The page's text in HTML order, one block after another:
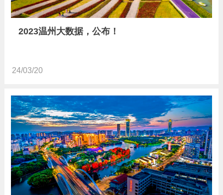
2023温州大数据，公布！
24/03/20